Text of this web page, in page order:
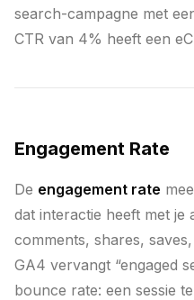
search-campagne met
CTR van 4% heeft een
Engagement Rate
De engagement rate
dat interactie heeft met je
comments, shares,
GA4 vervangt “engaged
bounce rate: een sessie